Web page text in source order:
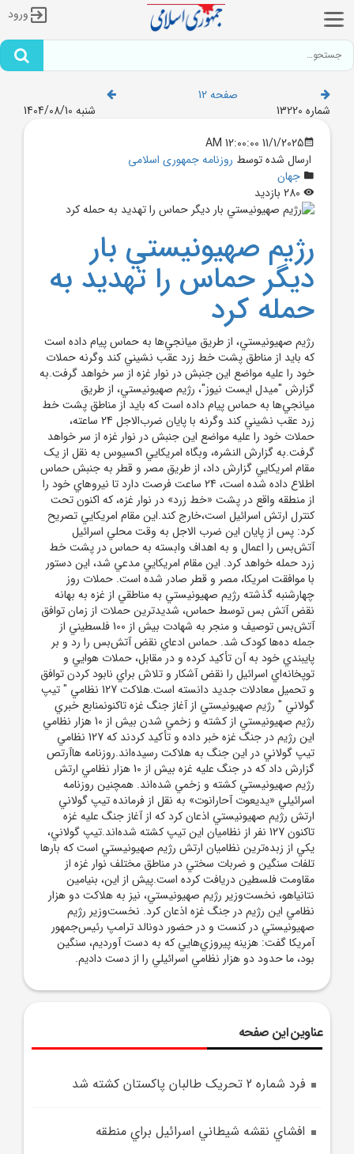
ورود
صفحه 12
شماره 13220
شنبه 1404/08/10
11/1/2025 12:00:00 AM
ارسال شده توسط روزنامه جمهوری اسلامی
جهان
رژيم صهيونيستي بار
ديگر حماس را تهديد به
حمله کرد
رژيم صهيونيستي، از طريق ميانجي‌ها به حماس پيام داده است
که بايد از مناطق پشت خط زرد عقب نشيني کند وگرنه حملات
خود را عليه مواضع اين جنبش در نوار غزه از سر خواهد گرفت.به
گزارش "ميدل ايست نيوز"، رژيم صهيونيستي، از طريق
ميانجي‌ها به حماس پيام داده است که بايد از مناطق پشت خط
زرد عقب نشيني کند وگرنه با پايان ضرب‌الاجل 24 ساعته،
حملات خود را عليه مواضع اين جنبش در نوار غزه از سر خواهد
گرفت.به گزارش النشره، وبگاه امريکايي اکسيوس به نقل از يک
مقام امريکايي گزارش داد، از طريق مصر و قطر به جنبش حماس
اطلاع داده شده است، 24 ساعت فرصت دارد تا نيروهاي خود را
از منطقه‌ واقع در پشت «خط زرد» در نوار غزه، که اکنون تحت
کنترل ارتش اسرائيل است،خارج کند.اين مقام امريکايي تصريح
کرد: پس از پايان اين ضرب الاجل به وقت محلي اسرائيل
آتش‌بس را اعمال و به اهداف وابسته به حماس در پشت خط
زرد حمله خواهد کرد. اين مقام امريکايي مدعي شد، اين دستور
با موافقت امريکا، مصر و قطر صادر شده است. حملات روز
چهارشنبه گذشته رژيم صهيونيستي به مناطقي از غزه به بهانه
نقض آتش بس توسط حماس، شديدترين حملات از زمان توافق
آتش‌بس توصيف و منجر به شهادت بيش از 100 فلسطيني از
جمله ده‌ها کودک شد. حماس ادعاي نقض آتش‌بس را رد و بر
پايبندي خود به آن تأکيد کرده و در مقابل، حملات هوايي و
توپخانه‌اي اسرائيل را نقض آشکار و تلاش براي نابود کردن توافق
و تحميل معادلات جديد دانسته‌ است.هلاکت 127 نظامي " تيپ
گولاني " رژيم صهيونيستي از آغاز جنگ غزه تاکنونمنابع خبري
رژيم صهيونيستي از کشته و زخمي شدن بيش از 10 هزار نظامي
اين رژيم در جنگ غزه خبر داده و تأکيد کردند که 127 نظامي
تيپ گولاني در اين جنگ به هلاکت رسيده‌اند.روزنامه هاآرتص
گزارش داد که در جنگ عليه غزه بيش از 10 هزار نظامي ارتش
رژيم صهيونيستي کشته و زخمي شده‌اند. همچنين روزنامه
اسرائيلي «يديعوت آحارانوت» به نقل از فرمانده تيپ گولاني
ارتش رژيم صهيونيستي اذعان کرد که از آغاز جنگ عليه غزه
تاکنون 127 نفر از نظاميان اين تيپ کشته شده‌اند.تيپ گولاني،
يکي از زبده‌ترين نظاميان ارتش رژيم صهيونيستي است که بارها
تلفات سنگين و ضربات سختي در مناطق مختلف نوار غزه از
مقاومت فلسطين دريافت کرده است.پيش از اين، بنيامين
نتانياهو، نخست‌وزير رژيم صهيونيستي، نيز به هلاکت دو هزار
نظامي اين رژيم در جنگ غزه اذعان کرد. نخست‌وزير رژيم
صهيونيستي در کنست و در حضور دونالد ترامپ رئيس‌جمهور
آمريکا گفت: هزينه پيروزي‌هايي که به دست آورديم، سنگين
بود، ما حدود دو هزار نظامي اسرائيلي را از دست داديم.
عناوین این صفحه
فرد شماره 2 تحريک طالبان پاکستان کشته شد
افشاي نقشه شيطاني اسرائيل براي منطقه